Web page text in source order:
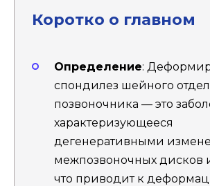
Коротко о главном
Определение:
спондилез шейного
позвоночника — это
характеризующееся
дегенеративными
межпозвоночных дисков
что приводит к